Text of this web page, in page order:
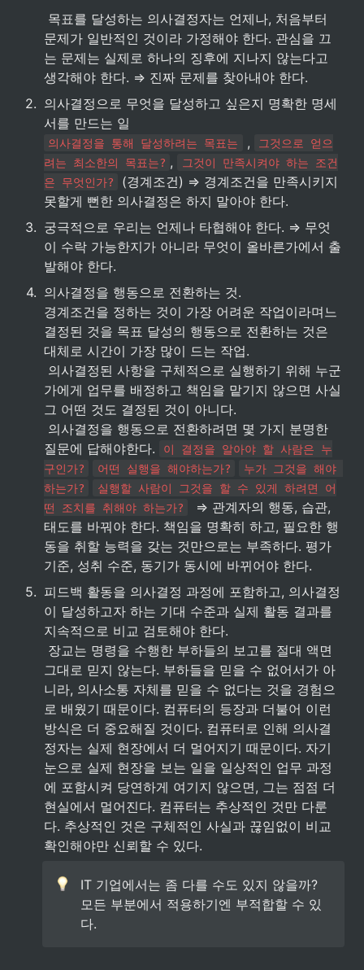
문제가 일반적인 것이라 가정해야 한다. 관심을 끄
는 문제는 실제로 하나의 징후에 지나지 않는다고
생각해야 한다. ⇒ 진짜 문제를 찾아내야 한다.
2. 의사결정으로 무엇을 달성하고 싶은지 명확한 명세
의사결정을 통해 달성하려는 목표는 ,
그것으로 얻으
려는 최소한의 목표는? ,
그것이 만족시켜야 하는 조건
은 무엇인가?
(경계조건) ⇒ 경계조건을 만족시키지
못할게 뻔한 의사결정은 하지 말아야 한다.
3. 궁극적으로 우리는 언제나 타협해야 한다. ⇒ 무엇
이 수락 가능한지가 아니라 무엇이 올바른가에서 출
발해야 한다.
4. 의사결정을 행동으로 전환하는 것.
경계조건을 정하는 것이 가장 어려운 작업이라며느
결정된 것을 목표 달성의 행동으로 전환하는 것은
대체로 시간이 가장 많이 드는 작업.
가에게 업무를 배정하고 책임을 맡기지 않으면 사실
그 어떤 것도 결정된 것이 아니다.
질문에 답해야한다.
이 결정을 알아야 할 사람은 누
구인가?
어떤 실행을 해야하는가?
누가 그것을 해야
하는가?
실행할 사람이 그것을 할 수 있게 하려면 어
떤 조치를 취해야 하는가?
  ⇒ 관계자의 행동, 습관,
태도를 바꿔야 한다. 책임을 명확히 하고, 필요한 행
동을 취할 능력을 갖는 것만으로는 부족하다. 평가
기준, 성취 수준, 동기가 동시에 바뀌어야 한다.
5. 피드백 활동을 의사결정 과정에 포함하고, 의사결정
이 달성하고자 하는 기대 수준과 실제 활동 결과를
지속적으로 비교 검토해야 한다.
그대로 믿지 않는다. 부하들을 믿을 수 없어서가 아
니라, 의사소통 자체를 믿을 수 없다는 것을 경험으
로 배웠기 때문이다. 컴퓨터의 등장과 더불어 이런
방식은 더 중요해질 것이다. 컴퓨터로 인해 의사결
정자는 실제 현장에서 더 멀어지기 때문이다. 자기
눈으로 실제 현장을 보는 일을 일상적인 업무 과정
에 포함시켜 당연하게 여기지 않으면, 그는 점점 더
현실에서 멀어진다. 컴퓨터는 추상적인 것만 다룬
다. 추상적인 것은 구체적인 사실과 끊임없이 비교
확인해야만 신뢰할 수 있다.
IT 기업에서는 좀 다를 수도 있지 않을까?
모든 부분에서 적용하기엔 부적합할 수 있
다.